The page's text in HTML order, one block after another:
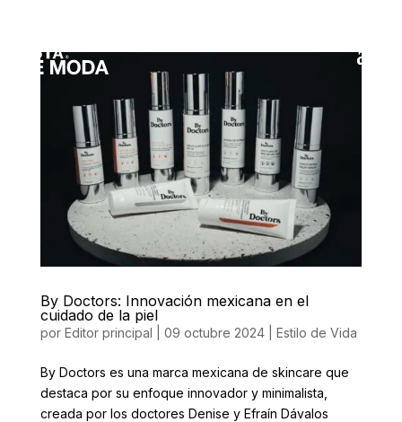
By Doctors: Innovación mexicana en el
cuidado de la piel
por Editor principal 09 octubre 2024| Estilo de Vida
By Doctors es una marca mexicana de skincare que
destaca por su enfoque innovador y minimalista,
creada por los doctores Denise y Efraín Dávalos